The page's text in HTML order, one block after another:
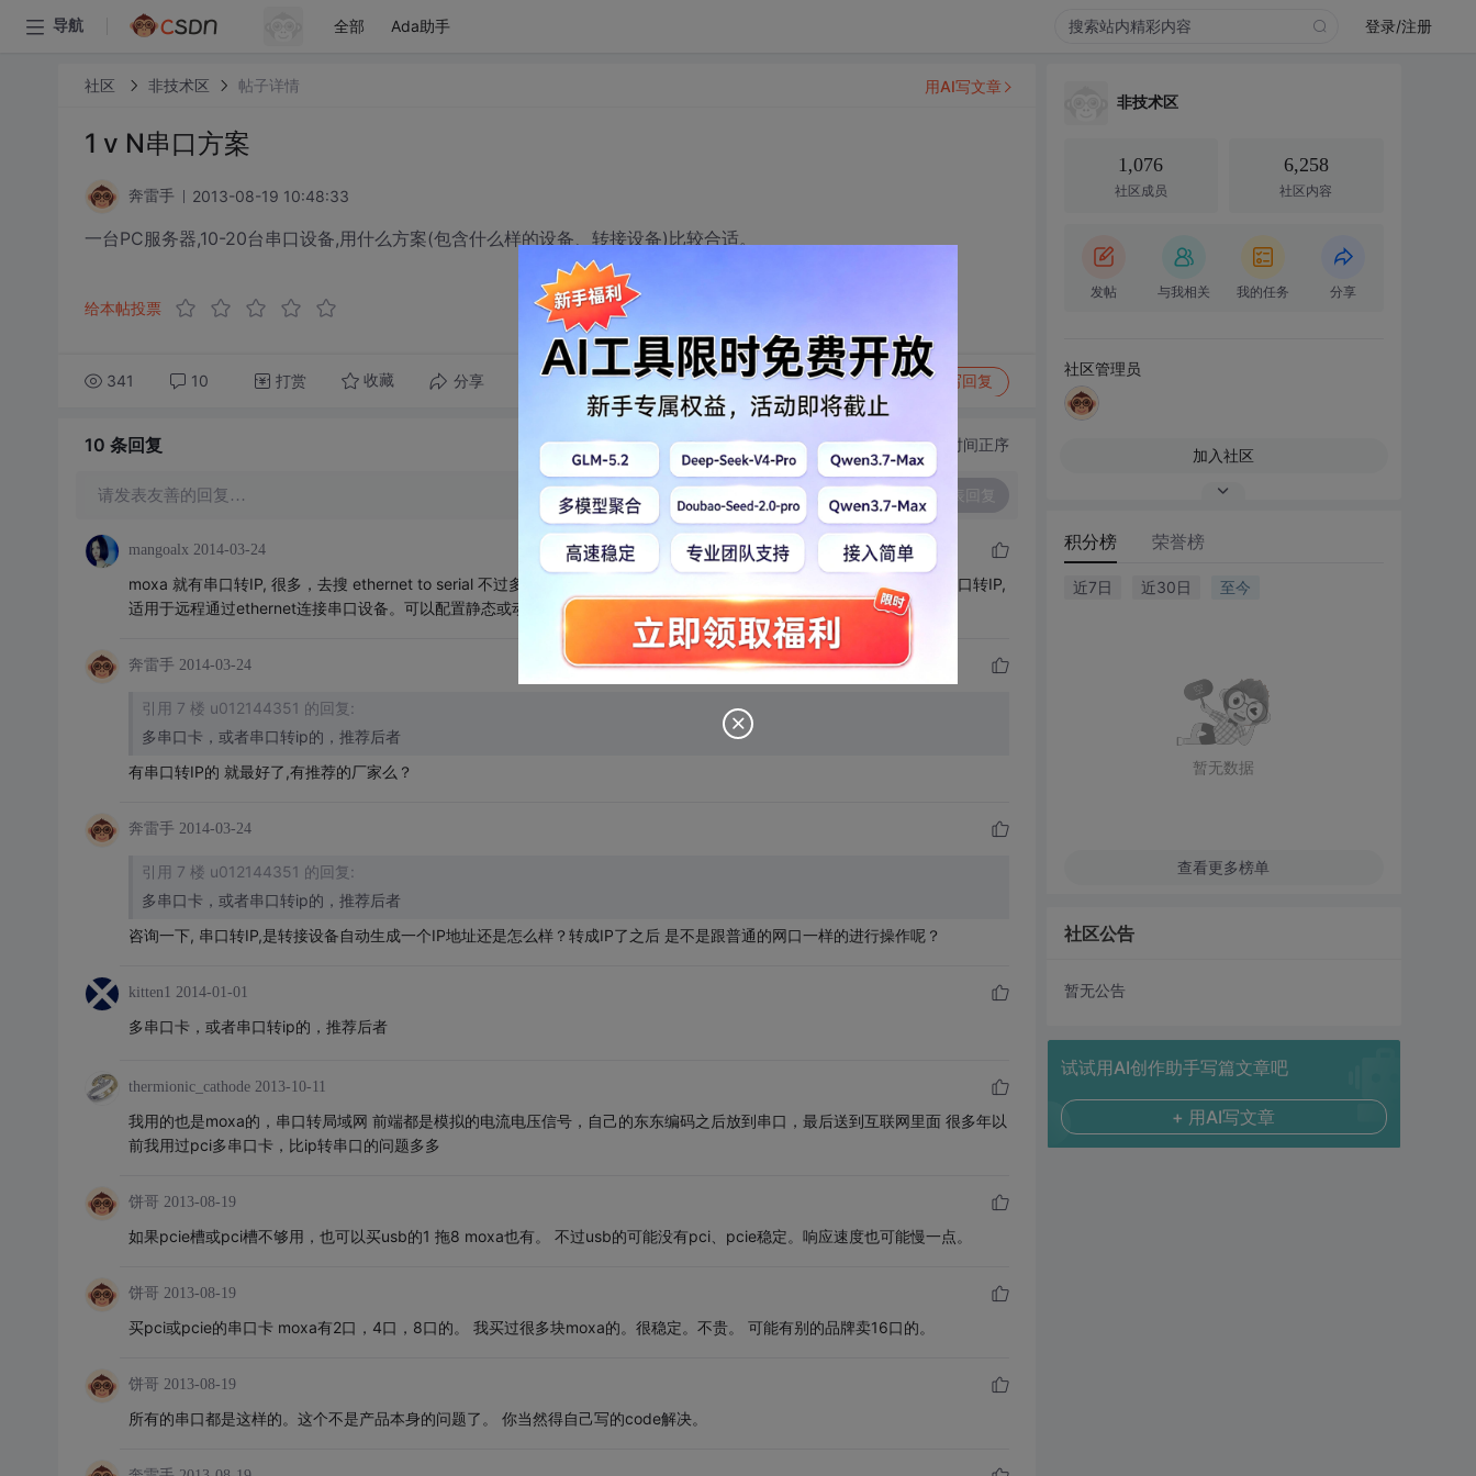
导航 全部 Ada助手 登录/注册
社区 非技术区 帖子详情
1 v N串口方案
奔雷手 2013-08-19 10:48:33
一台PC服务器,10-20台串口设备,用什么方案(包含什么样的设备、转接设备)比较合适。
给本帖投票
341 10 打赏 收藏 分享 转发到动态 举报 写回复
用AI写文章
10 条回复 切换为时间正序
请发表友善的回复… 发表回复
mangoalx 2014-03-24
moxa 就有串口转IP, 很多，去搜 ethernet to serial 不过多串口卡和串口转IP可差别大了，你自己先搞清楚到底需要什么 串口转IP,
适用于远程通过ethernet连接串口设备。可以配置静态或动态IP, 有的还可以配置成虚拟串口来用
奔雷手 2014-03-24
引用 7 楼 u012144351 的回复:
多串口卡，或者串口转ip的，推荐后者
有串口转IP的 就最好了,有推荐的厂家么？
奔雷手 2014-03-24
引用 7 楼 u012144351 的回复:
多串口卡，或者串口转ip的，推荐后者
咨询一下, 串口转IP,是转接设备自动生成一个IP地址还是怎么样？转成IP了之后 是不是跟普通的网口一样的进行操作呢？
kitten1 2014-01-01
多串口卡，或者串口转ip的，推荐后者
thermionic_cathode 2013-10-11
我用的也是moxa的，串口转局域网 前端都是模拟的电流电压信号，自己的东东编码之后放到串口，最后送到互联网里面 很多年以
前我用过pci多串口卡，比ip转串口的问题多多
饼哥 2013-08-19
如果pcie槽或pci槽不够用，也可以买usb的1 拖8 moxa也有。 不过usb的可能没有pci、pcie稳定。响应速度也可能慢一点。
饼哥 2013-08-19
买pci或pcie的串口卡 moxa有2口，4口，8口的。 我买过很多块moxa的。很稳定。不贵。 可能有别的品牌卖16口的。
饼哥 2013-08-19
所有的串口都是这样的。这个不是产品本身的问题了。 你当然得自己写的code解决。
非技术区
1,076
社区成员
6,258
社区内容
发帖 与我相关 我的任务 分享
社区管理员
加入社区
积分榜 荣誉榜
近7日 近30日 至今
暂无数据
查看更多榜单
社区公告
暂无公告
试试用AI创作助手写篇文章吧
+ 用AI写文章